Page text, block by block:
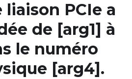
liaison PCIe a
de [arg1] à
le numéro
[arg4] .